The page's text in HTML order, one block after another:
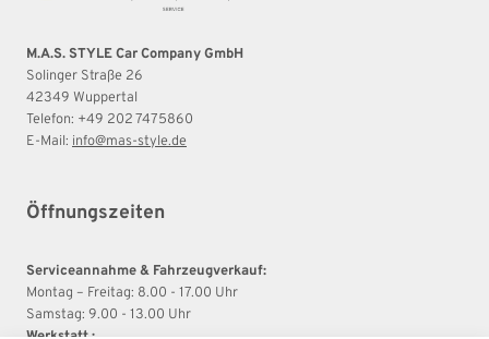
M.A.S. STYLE Car Company GmbH
Solinger Straße 26
42349 Wuppertal
Telefon: +49 202 7475860
E-Mail: info@mas-style.de
Öffnungszeiten
Serviceannahme & Fahrzeugverkauf:
Montag – Freitag: 8.00 - 17.00 Uhr
Samstag: 9.00 - 13.00 Uhr